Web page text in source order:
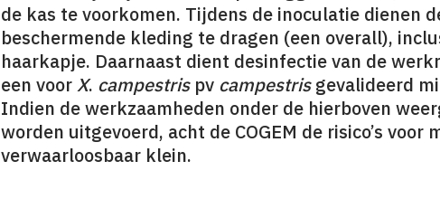
de kas te voorkomen. Tijdens de inoculatie dienen
beschermende kleding te dragen (een overall),
haarkapje. Daarnaast dient desinfectie van de
een voorX. campestris pv campestrisgevalideerd
Indien de werkzaamheden onder de hierboven
worden uitgevoerd, acht de COGEM de risico’s voor
verwaarloosbaar klein.